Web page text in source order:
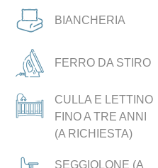
BIANCHERIA
FERRO DA STIRO
CULLA E LETTINO
FINO A TRE ANNI
(A RICHIESTA)
SEGGIOLONE (A